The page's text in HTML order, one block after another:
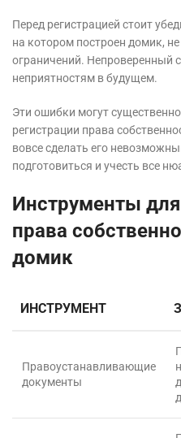
Перед регистрацией стоит
на котором построен домик,
ограничений. Непроверенный
неприятностям в будущем.
Эти ошибки могут
регистрации права
вовсе сделать его
подготовиться и учесть все
Инструменты
права
домик
ИНСТРУМЕНТ
Правоустанавливающие
документы